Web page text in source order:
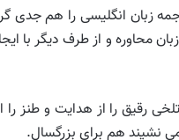
زبان انگلیسی را هم
محاوره و از طرف دیگر با
رقیق را از هدایت و طنز
نشیند هم برای بزرگسال.